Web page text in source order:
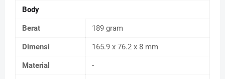
Body
Berat 189 gram
Dimensi 165.9 x 76.2 x 8 mm
Material -